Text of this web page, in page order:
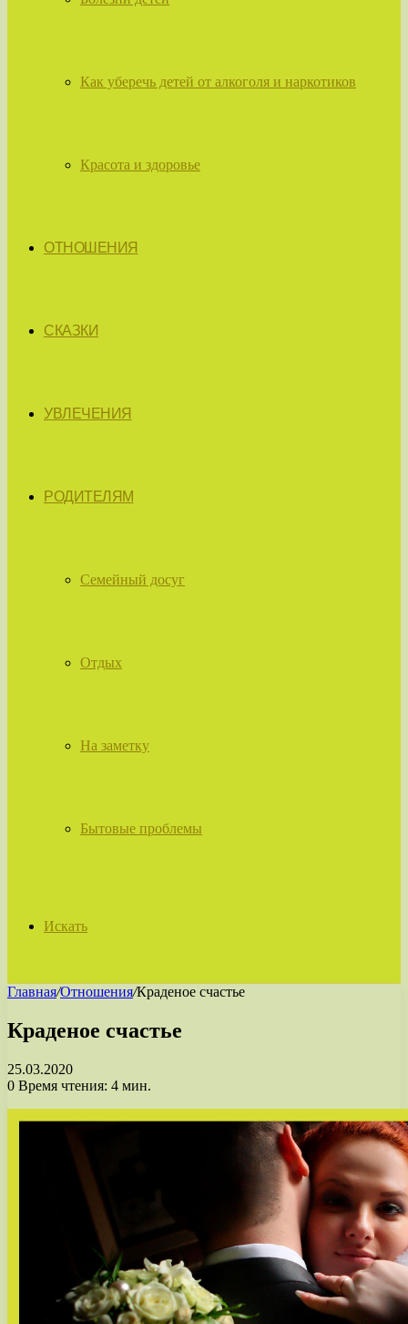
Как уберечь детей от алкоголя и наркотиков
Красота и здоровье
ОТНОШЕНИЯ
СКАЗКИ
УВЛЕЧЕНИЯ
РОДИТЕЛЯМ
Семейный досуг
Отдых
На заметку
Бытовые проблемы
Искать
Главная/Отношения/Краденое счастье
Краденое счастье
25.03.2020
0 Время чтения: 4 мин.